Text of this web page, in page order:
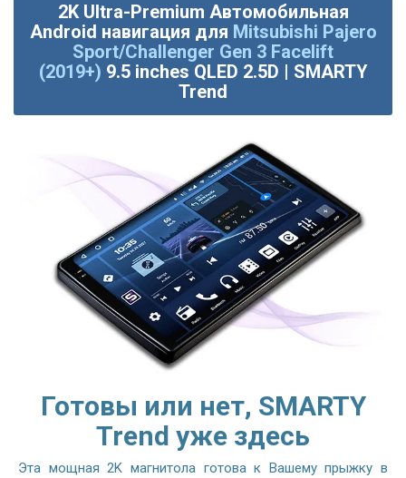
2K Ultra-Premium Автомобильная
Android навигация для Mitsubishi Pajero
Sport/Challenger Gen 3 Facelift
(2019+) 9.5 inches QLED 2.5D | SMARTY
Trend
Готовы или нет, SMARTY
Trend уже здесь
Эта мощная 2K магнитола готова к Вашему прыжку в